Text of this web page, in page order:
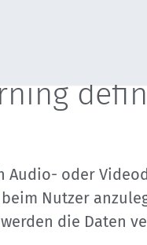
Audio- oder
Nutzer
die Daten